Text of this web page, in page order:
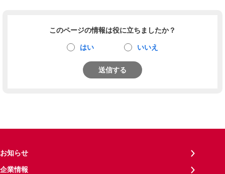
このページの情報は役に立ちましたか？
はい いいえ
送信する
お知らせ
企業情報